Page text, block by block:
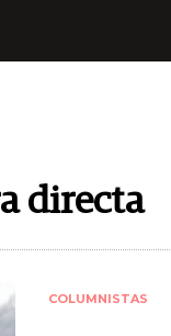
directa
COLUMNISTAS